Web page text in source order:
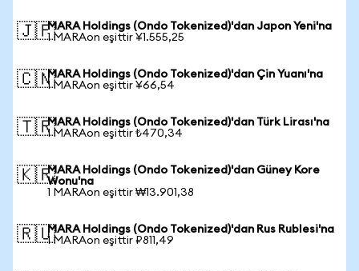
🇯🇵MARA Holdings (Ondo Tokenized)'dan Japon Yeni'na
1 MARAon eşittir ¥1.555,25
🇨🇳MARA Holdings (Ondo Tokenized)'dan Çin Yuanı'na
1 MARAon eşittir ¥66,54
🇹🇷MARA Holdings (Ondo Tokenized)'dan Türk Lirası'na
1 MARAon eşittir ₺470,34
🇰🇷MARA Holdings (Ondo Tokenized)'dan Güney Kore
Wonu'na
1 MARAon eşittir ₩13.901,38
🇷🇺MARA Holdings (Ondo Tokenized)'dan Rus Rublesi'na
1 MARAon eşittir ₽811,49